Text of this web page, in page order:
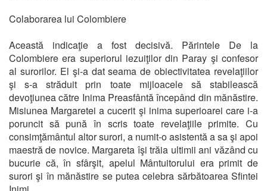
Colaborarea lui Colombiere
Această indicaţie a fost decisivă. Părintele De la
Colombiere era superiorul iezuiţilor din Paray şi confesor
al surorilor. El şi-a dat seama de obiectivitatea revelaţiilor
şi s-a străduit prin toate mijloacele să stabilească
devoţiunea către Inima Preasfântă începând din mănăstire.
Misiunea Margaretei a cucerit şi inima superioarei care i-a
poruncit să pună în scris toate revelaţiile primite. Cu
consimţământul altor surori, a numit-o asistentă a sa şi apoi
maestră de novice. Margareta îşi trăia ultimii ani văzând cu
bucurie că, în sfârşit, apelul Mântuitorului era primit de
surori şi în mănăstire se putea celebra sărbătoarea Sfintei